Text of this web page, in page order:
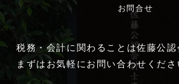
お問合せ
税務・会計に関わることは佐藤公
まずはお気軽にお問い合わせくださ